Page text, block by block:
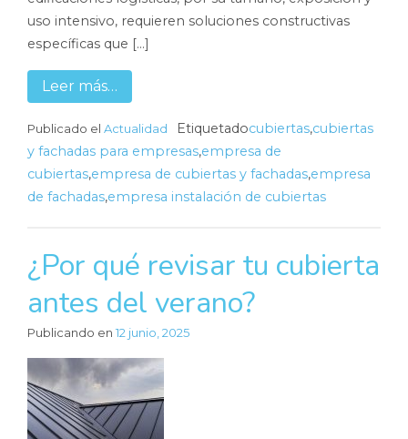
uso intensivo, requieren soluciones constructivas
específicas que […]
Leer más…
Publicado el Actualidad Etiquetadocubiertas,cubiertas
y fachadas para empresas,empresa de
cubiertas,empresa de cubiertas y fachadas,empresa
de fachadas,empresa instalación de cubiertas
¿Por qué revisar tu cubierta
antes del verano?
Publicando en 12 junio, 2025